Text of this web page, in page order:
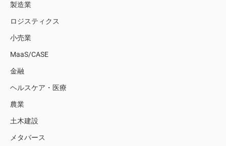
製造業
ロジスティクス
小売業
MaaS/CASE
金融
ヘルスケア・医療
農業
土木建設
メタバース